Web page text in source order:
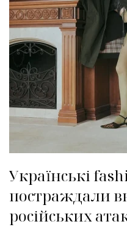
Українські
постраждали
російських